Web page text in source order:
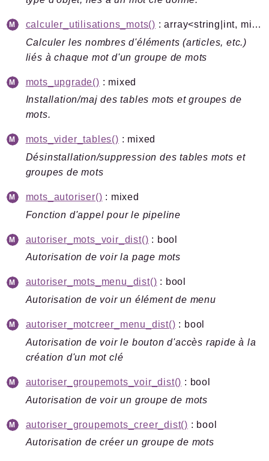
calculer_utilisations_mots()
: array<string|int, mixed>
Calculer les nombres d'éléments (articles, etc.)
liés à chaque mot d'un groupe de mots
mots_upgrade() : mixed
Installation/maj des tables mots et groupes de
mots.
mots_vider_tables() : mixed
Désinstallation/suppression des tables mots et
groupes de mots
mots_autoriser() : mixed
Fonction d'appel pour le pipeline
autoriser_mots_voir_dist() : bool
Autorisation de voir la page mots
autoriser_mots_menu_dist() : bool
Autorisation de voir un élément de menu
autoriser_motcreer_menu_dist() : bool
Autorisation de voir le bouton d'accès rapide à la
création d'un mot clé
autoriser_groupemots_voir_dist() : bool
Autorisation de voir un groupe de mots
autoriser_groupemots_creer_dist() : bool
Autorisation de créer un groupe de mots